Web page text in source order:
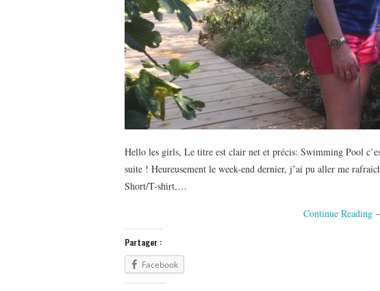
Hello les girls, Le titre est clair net et précis: Swimming Pool
suite ! Heureusement le week-end dernier, j’ai pu aller me
Short/T-shirt,…
Continue Reading
Partager :
Facebook